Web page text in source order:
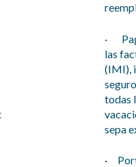
·
las
(IMI),
todas
sepa
·